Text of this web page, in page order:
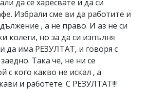
да се харесвате и да си
Избрали сме ви да работите и
, а не право. И аз не си
колеги, но за да си изпълня
да има РЕЗУЛТАТ, и говоря с
Така че, не ни се
с кого какво не искал , а
и работете. С РЕЗУЛТАТ!!!